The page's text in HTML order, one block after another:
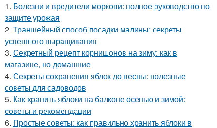
1. Болезни и вредители моркови: полное руководство по
защите урожая
2. Траншейный способ посадки малины: секреты
успешного выращивания
3. Секретный рецепт корнишонов на зиму: как в
магазине, но домашние
4. Секреты сохранения яблок до весны: полезные
советы для садоводов
5. Как хранить яблоки на балконе осенью и зимой:
советы и рекомендации
6. Простые советы: как правильно хранить яблоки в